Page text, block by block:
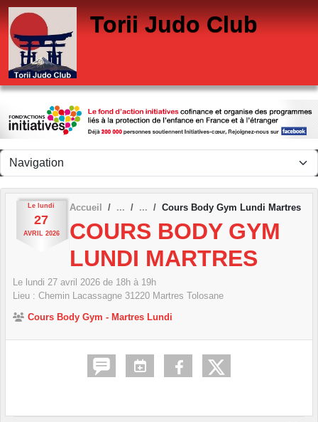
Torii Judo Club
Le lundi
27
AVRIL 2026
Accueil Cours Body Gym Lundi Martres
COURS BODY GYM
LUNDI MARTRES
Le lundi 27 avril 2026 de 18h à 19h
Lieu : Chemin Lacassagne 31220 Martres Tolosane
Cours Body Gym - Martres Lundi
Panneau de gestion des cookies